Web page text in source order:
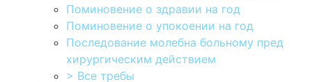
Поминовение о здравии на год
Поминовение о упокоении на год
Последование молебна больному пред
хирургическим действием
> Все требы